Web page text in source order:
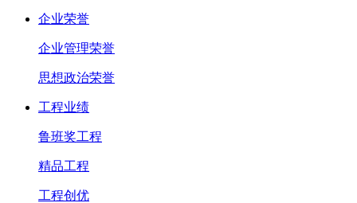
企业荣誉
企业管理荣誉
思想政治荣誉
工程业绩
鲁班奖工程
精品工程
工程创优